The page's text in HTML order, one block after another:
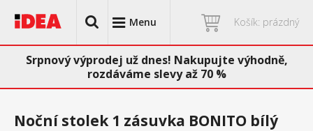
Menu Košík: prázdný
Srpnový výprodej už dnes! Nakupujte výhodně,
rozdáváme slevy až 70 %
Noční stolek 1 zásuvka BONITO bílý